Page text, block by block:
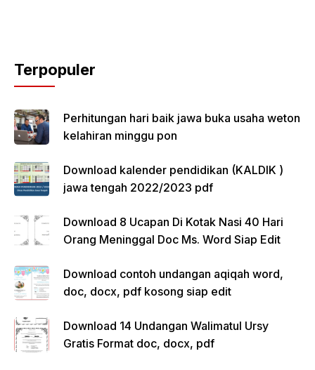
Terpopuler
Perhitungan hari baik jawa buka usaha weton
kelahiran minggu pon
Download kalender pendidikan (KALDIK )
jawa tengah 2022/2023 pdf
Download 8 Ucapan Di Kotak Nasi 40 Hari
Orang Meninggal Doc Ms. Word Siap Edit
Download contoh undangan aqiqah word,
doc, docx, pdf kosong siap edit
Download 14 Undangan Walimatul Ursy
Gratis Format doc, docx, pdf